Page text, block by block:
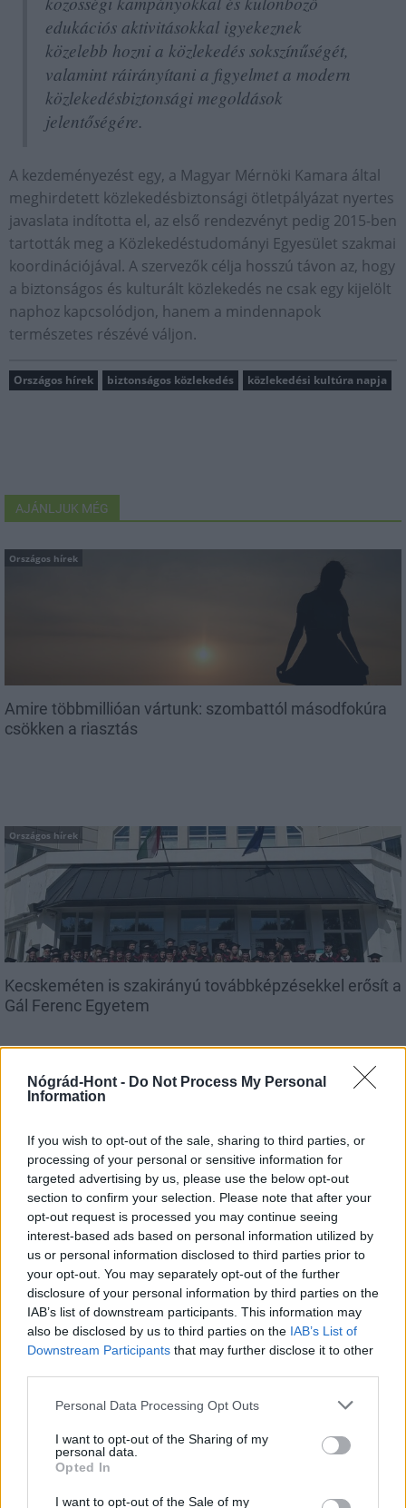
Nógrád-Hont - Do Not Process My Personal
Information
If you wish to opt-out of the sale, sharing to third parties, or
processing of your personal or sensitive information for
targeted advertising by us, please use the below opt-out
section to confirm your selection. Please note that after your
opt-out request is processed you may continue seeing
interest-based ads based on personal information utilized by
us or personal information disclosed to third parties prior to
your opt-out. You may separately opt-out of the further
disclosure of your personal information by third parties on the
IAB’s list of downstream participants. This information may
also be disclosed by us to third parties on the IAB’s List of
Downstream Participants that may further disclose it to other
Please note that this website/app uses one or more Google
not limited to your visit or usage behaviour. You may click to
grant or deny consent to Google and its third-party tags to
use your data for below specified purposes in below Google
consent section.
Personal Data Processing Opt Outs
I want to opt-out of the Sharing of my
personal data.
Opted In
I want to opt-out of the Sale of my
edukációs aktivitásokkal igyekeznek
közelebb hozni a közlekedés sokszínűségét,
valamint ráirányítani a figyelmet a modern
közlekedésbiztonsági megoldások
jelentőségére.
A kezdeményezést egy, a Magyar Mérnöki Kamara által
meghirdetett közlekedésbiztonsági ötletpályázat nyertes
javaslata indította el, az első rendezvényt pedig 2015-ben
tartották meg a Közlekedéstudományi Egyesület szakmai
koordinációjával. A szervezők célja hosszú távon az, hogy
a biztonságos és kulturált közlekedés ne csak egy kijelölt
naphoz kapcsolódjon, hanem a mindennapok
természetes részévé váljon.
Országos hírek biztonságos közlekedés közlekedési kultúra napja
AJÁNLJUK MÉG
Országos hírek
Amire többmillióan vártunk: szombattól másodfokúra
csökken a riasztás
Országos hírek
Kecskeméten is szakirányú továbbképzésekkel erősít a
Gál Ferenc Egyetem
A lakosságra is fontos szerep hárul a szúnyoginvázió
elkerülésében